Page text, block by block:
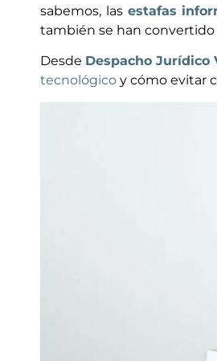
sabemos, las estafas
también se han
Desde Despacho Jurídico
tecnológico y cómo evitar